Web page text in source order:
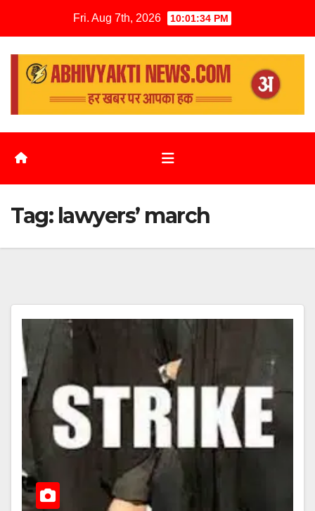
Fri. Aug 7th, 2026 10:01:35 PM
Tag: lawyers’ march